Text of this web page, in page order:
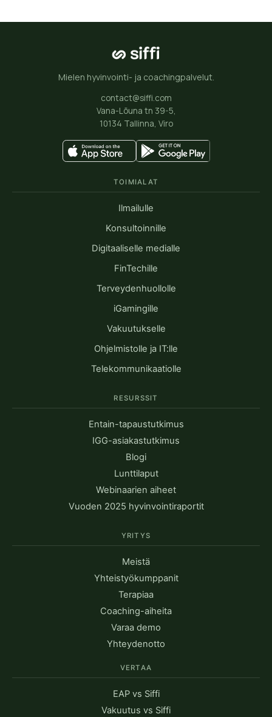
Mielen hyvinvointi- ja coachingpalvelut.
contact@siffi.com
Vana-Lõuna tn 39-5,
10134 Tallinna, Viro
TOIMIALAT
Ilmailulle
Konsultoinnille
Digitaaliselle medialle
FinTechille
Terveydenhuollolle
iGamingille
Vakuutukselle
Ohjelmistolle ja IT:lle
Telekommunikaatiolle
RESURSSIT
Entain-tapaustutkimus
IGG-asiakastutkimus
Blogi
Lunttilaput
Webinaarien aiheet
Vuoden 2025 hyvinvointiraportit
YRITYS
Meistä
Yhteistyökumppanit
Terapiaa
Coaching-aiheita
Varaa demo
Yhteydenotto
VERTAA
EAP vs Siffi
Vakuutus vs Siffi